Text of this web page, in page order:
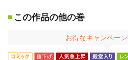
この作品の他の巻
お得なキャンペーン